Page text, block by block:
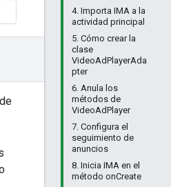
4. Importa IMA a la
actividad principal
5. Cómo crear la
clase
VideoAdPlayerAda
pter
6. Anula los
métodos de
VideoAdPlayer
7. Configura el
seguimiento de
anuncios
8. Inicia IMA en el
método onCreate